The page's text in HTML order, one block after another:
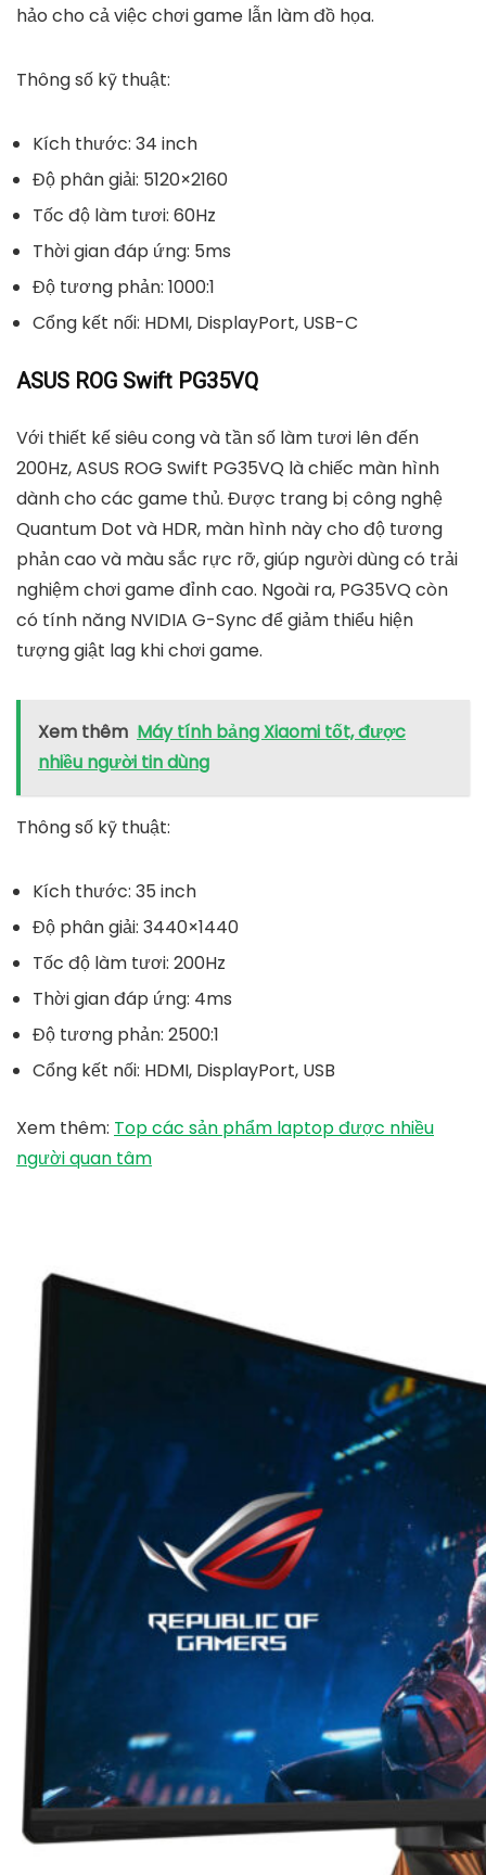
hảo cho cả việc chơi game lẫn làm đồ họa.
Thông số kỹ thuật:
Kích thước: 34 inch
Độ phân giải: 5120×2160
Tốc độ làm tươi: 60Hz
Thời gian đáp ứng: 5ms
Độ tương phản: 1000:1
Cổng kết nối: HDMI, DisplayPort, USB-C
ASUS ROG Swift PG35VQ
Với thiết kế siêu cong và tần số làm tươi lên đến
200Hz, ASUS ROG Swift PG35VQ là chiếc màn hình
dành cho các game thủ. Được trang bị công nghệ
Quantum Dot và HDR, màn hình này cho độ tương
phản cao và màu sắc rực rỡ, giúp người dùng có trải
nghiệm chơi game đỉnh cao. Ngoài ra, PG35VQ còn
có tính năng NVIDIA G-Sync để giảm thiểu hiện
tượng giật lag khi chơi game.
Xem thêm Máy tính bảng Xiaomi tốt, được
nhiều người tin dùng
Thông số kỹ thuật:
Kích thước: 35 inch
Độ phân giải: 3440×1440
Tốc độ làm tươi: 200Hz
Thời gian đáp ứng: 4ms
Độ tương phản: 2500:1
Cổng kết nối: HDMI, DisplayPort, USB
Xem thêm: Top các sản phẩm laptop được nhiều
người quan tâm